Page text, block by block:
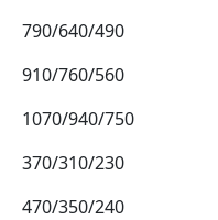
790/640/490
910/760/560
1070/940/750
370/310/230
470/350/240